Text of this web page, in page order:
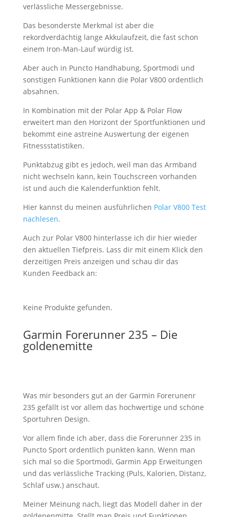
verlässliche Messergebnisse.
Das besonderste Merkmal ist aber die
rekordverdächtig lange Akkulaufzeit, die fast schon
einem Iron-Man-Lauf würdig ist.
Aber auch in Puncto Handhabung, Sportmodi und
sonstigen Funktionen kann die Polar V800 ordentlich
absahnen.
In Kombination mit der Polar App & Polar Flow
erweitert man den Horizont der Sportfunktionen und
bekommt eine astreine Auswertung der eigenen
Fitnessstatistiken.
Punktabzug gibt es jedoch, weil man das Armband
nicht wechseln kann, kein Touchscreen vorhanden
ist und auch die Kalenderfunktion fehlt.
Hier kannst du meinen ausführlichen Polar V800 Test
nachlesen.
Auch zur Polar V800 hinterlasse ich dir hier wieder
den aktuellen Tiefpreis. Lass dir mit einem Klick den
derzeitigen Preis anzeigen und schau dir das
Kunden Feedback an:
Keine Produkte gefunden.
Garmin Forerunner 235 – Die
goldenemitte
Was mir besonders gut an der Garmin Forerunenr
235 gefällt ist vor allem das hochwertige und schöne
Sportuhren Design.
Vor allem finde ich aber, dass die Forerunner 235 in
Puncto Sport ordentlich punkten kann. Wenn man
sich mal so die Sportmodi, Garmin App Erweitungen
und das verlässliche Tracking (Puls, Kalorien, Distanz,
Schlaf usw.) anschaut.
Meiner Meinung nach, liegt das Modell daher in der